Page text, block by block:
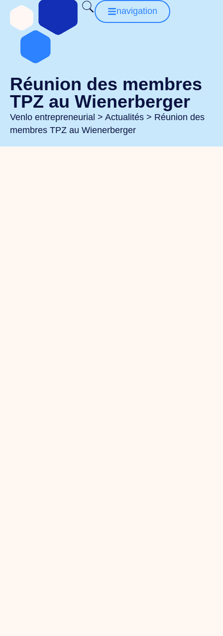
navigation
Réunion des membres
TPZ au Wienerberger
Venlo entrepreneurial > Actualités > Réunion des
membres TPZ au Wienerberger